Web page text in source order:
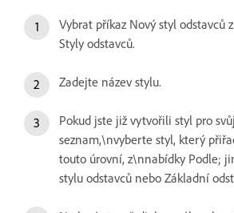
Vybrat příkaz Nový styl odstavců
Styly odstavců.
Zadejte název stylu.
Pokud jste již vytvořili styl pro
seznam,\nvyberte styl, který
touto úrovní, z\nnabídky Podle;
stylu odstavců nebo Základní